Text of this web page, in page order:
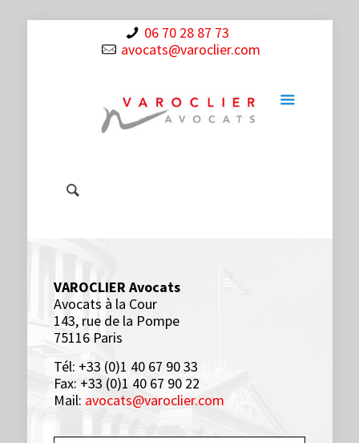
06 70 28 87 73
avocats@varoclier.com
VAROCLIER Avocats
Avocats à la Cour
143, rue de la Pompe
75116 Paris
Tél: +33 (0)1 40 67 90 33
Fax: +33 (0)1 40 67 90 22
Mail: avocats@varoclier.com